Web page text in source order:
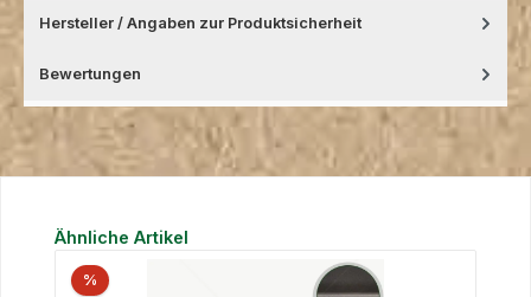
Hersteller / Angaben zur Produktsicherheit
Bewertungen
Produktgalerie überspringen
Ähnliche Artikel
%